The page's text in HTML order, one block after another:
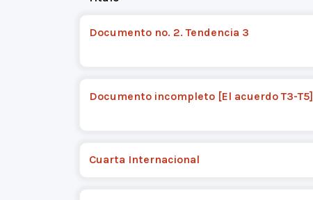
Documento no. 2. Tendencia 3
Documento incompleto [El acuerdo T3-T5]
Cuarta Internacional